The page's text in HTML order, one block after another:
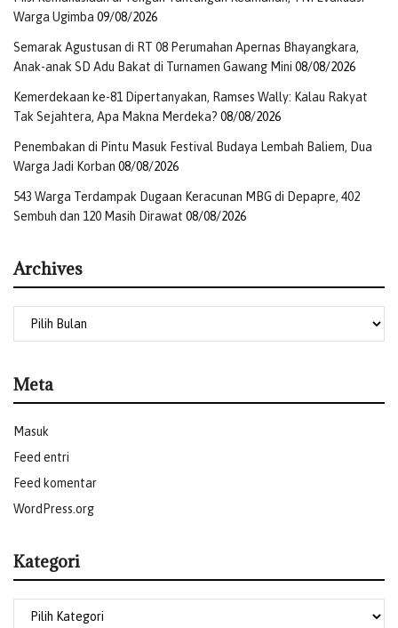
Warga Ugimba 09/08/2026
Semarak Agustusan di RT 08 Perumahan Apernas Bhayangkara,
Anak-anak SD Adu Bakat di Turnamen Gawang Mini 08/08/2026
Kemerdekaan ke-81 Dipertanyakan, Ramses Wally: Kalau Rakyat
Tak Sejahtera, Apa Makna Merdeka? 08/08/2026
Penembakan di Pintu Masuk Festival Budaya Lembah Baliem, Dua
Warga Jadi Korban 08/08/2026
543 Warga Terdampak Dugaan Keracunan MBG di Depapre, 402
Sembuh dan 120 Masih Dirawat 08/08/2026
Archives
Meta
Masuk
Feed entri
Feed komentar
WordPress.org
Kategori